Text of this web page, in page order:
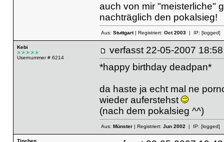
auch von mir "meisterliche"
nachträglich den pokalsieg!
Aus: Stuttgart| Registriert: Oct 2003| IP: [logged]
Kebi
Usernummer # 6214
verfasst 22-05-2007
*happy birthday deadpan*
da haste ja echt mal ne
wieder auferstehst
(nach dem pokalsieg ^^)
Aus: Münster| Registriert: Jun 2002| IP: [logged]
Tinchen